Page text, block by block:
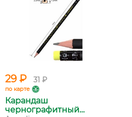
29 ₽ 31 ₽
по карте
Карандаш
чернографитный